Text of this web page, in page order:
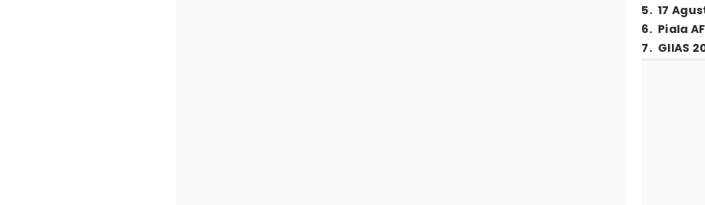
5. 17
6. Piala
7. GIIAS